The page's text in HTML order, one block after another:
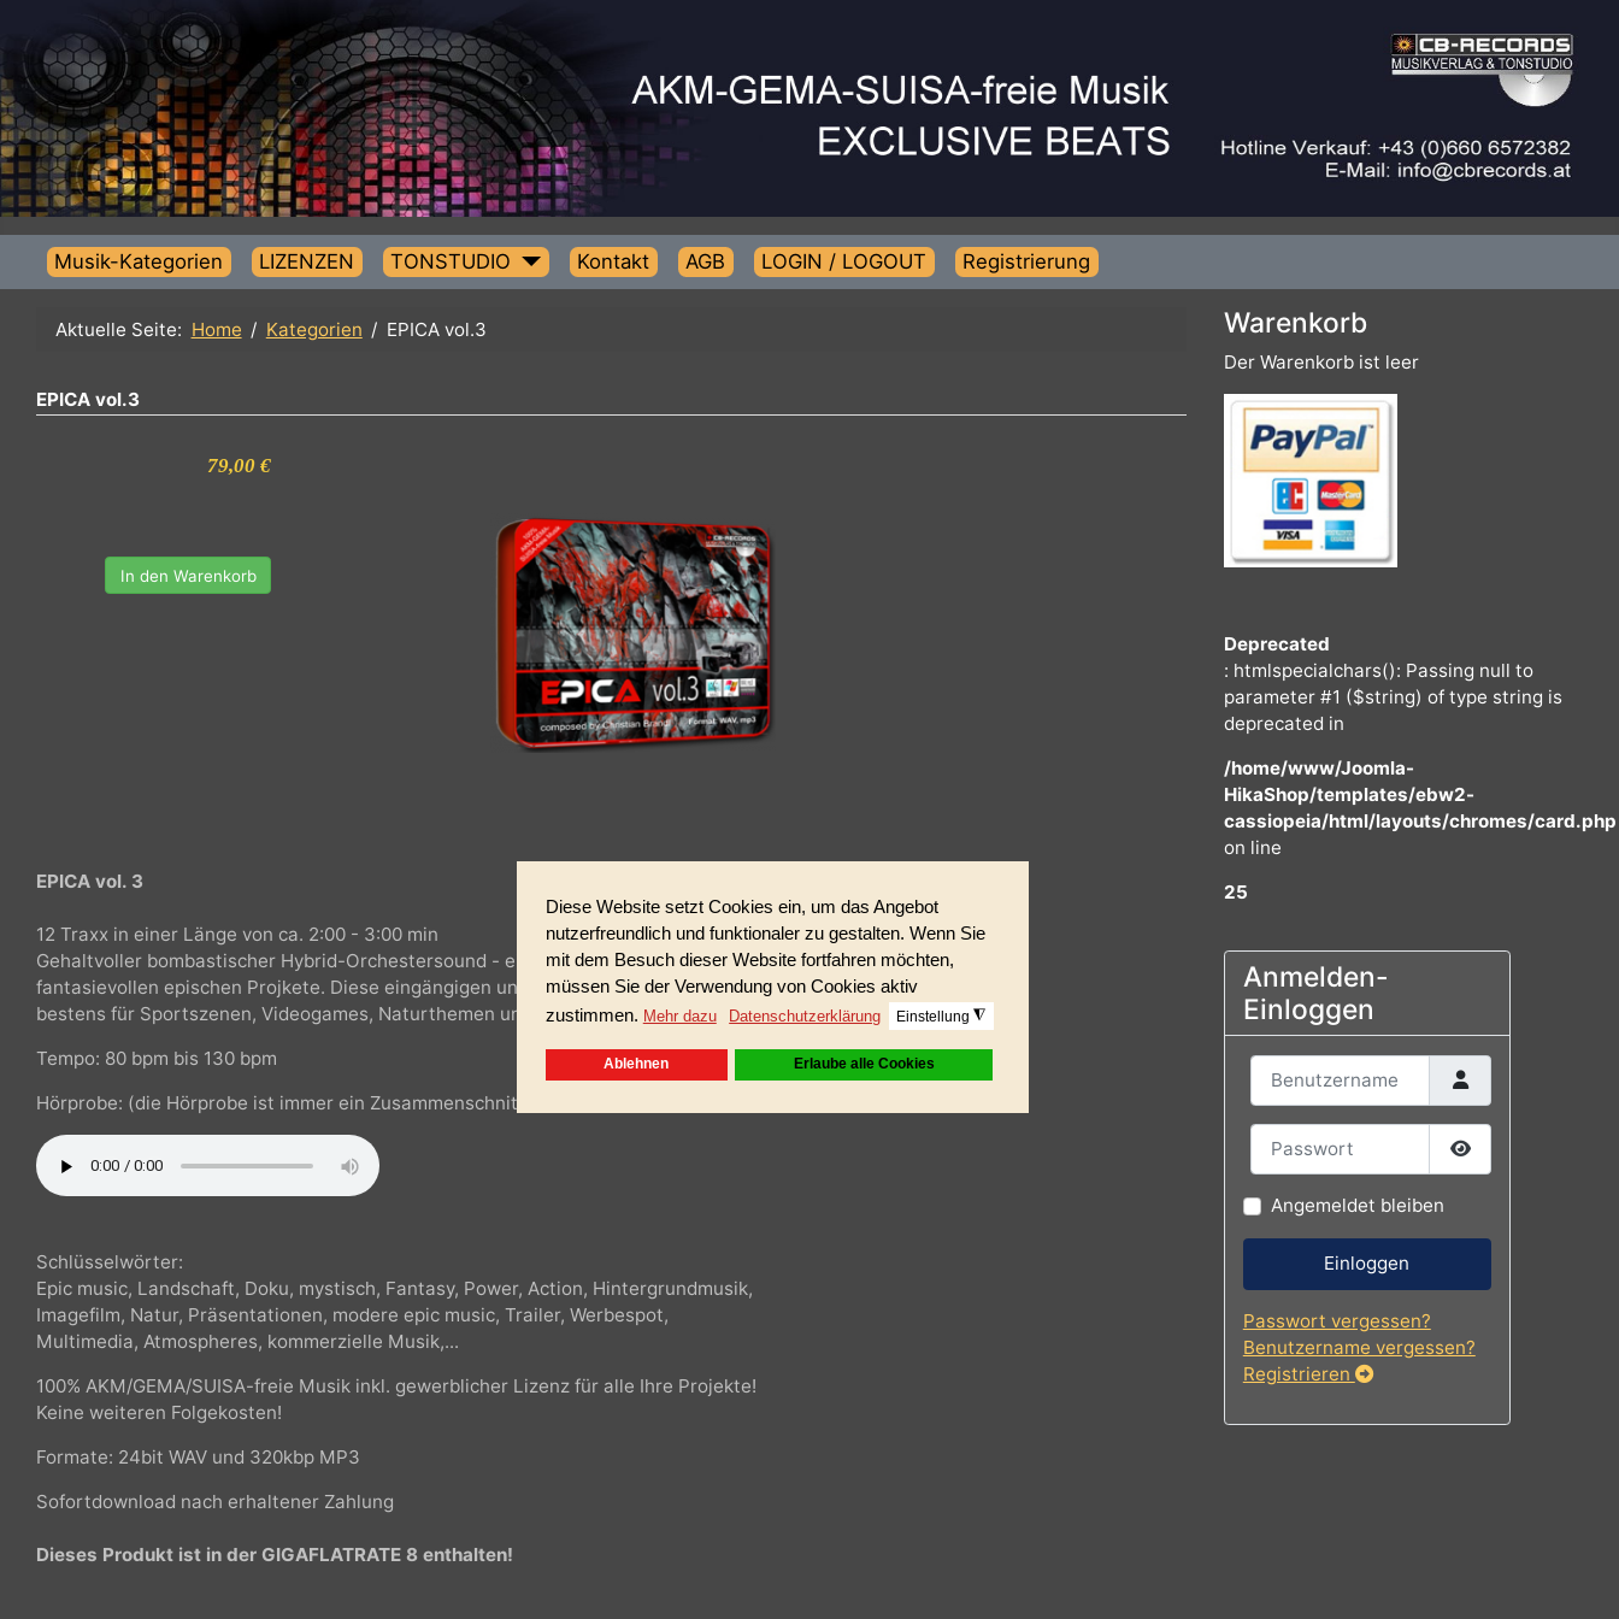
Musik-Kategorien LIZENZEN TONSTUDIO Kontakt AGB LOGIN / LOGOUT Registrierung
Aktuelle Seite:Home Kategorien
EPICA vol.3
EPICA vol. 3
12 Traxx in einer Länge von ca. 2:00 - 3:00 min
Gehaltvoller bombastischer Hybrid-Orchestersound - ein perfekter Mix für Ihre actionreichen oder
bestens für Sportszenen, Videogames, Naturthemen und Dokumentationen geeignet.
Tempo: 80 bpm bis 130 bpm
Hörprobe: (die Hörprobe ist immer ein Zusammenschnitt der beinhalteten Tracks)
Schlüsselwörter:
Epic music, Landschaft, Doku, mystisch, Fantasy, Power, Action, Hintergrundmusik,
Imagefilm, Natur, Präsentationen, modere epic music, Trailer, Werbespot,
Multimedia,Atmospheres, kommerzielle Musik,...
100% AKM/GEMA/SUISA-freie Musik inkl. gewerblicher Lizenz für alle Ihre Projekte!
Warenkorb
Deprecated
: htmlspecialchars(): Passing null to
parameter #1 ($string) of type
deprecated in
/home/www/Joomla-
HikaShop/templates/ebw2-
Anmelden-
Einloggen
Benutzername
Passwort
Angemeldet bleiben
Einloggen
Passwort vergessen?
Benutzername vergessen?